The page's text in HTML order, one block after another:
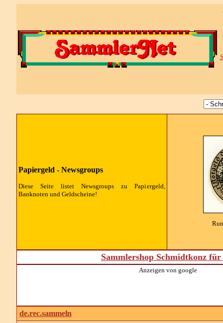
Papiergeld - Newsgroups
Diese Seite listet Newsgroups zu Papiergeld,
Banknoten und Geldscheine!
Sammlershop Schmidtkonz
Anzeigen von google
de.rec.sammeln